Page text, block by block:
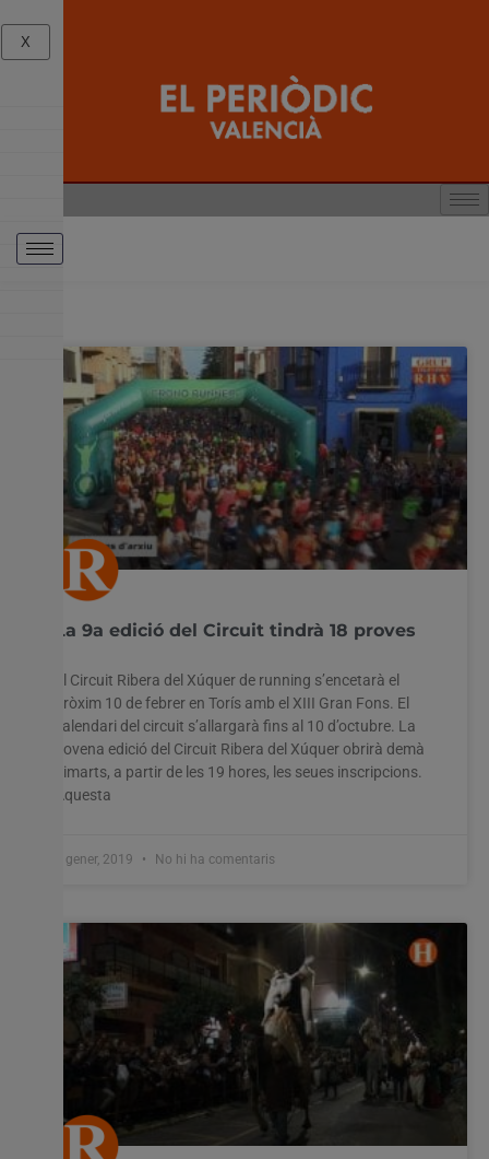
La 9a edició del Circuit tindrà 18 proves
El Circuit Ribera del Xúquer de running s’encetarà el
pròxim 10 de febrer en Torís amb el XIII Gran Fons. El
calendari del circuit s’allargarà fins al 10 d’octubre. La
novena edició del Circuit Ribera del Xúquer obrirà demà
dimarts, a partir de les 19 hores, les seues inscripcions.
Aquesta
7 gener, 2019 No hi ha comentaris